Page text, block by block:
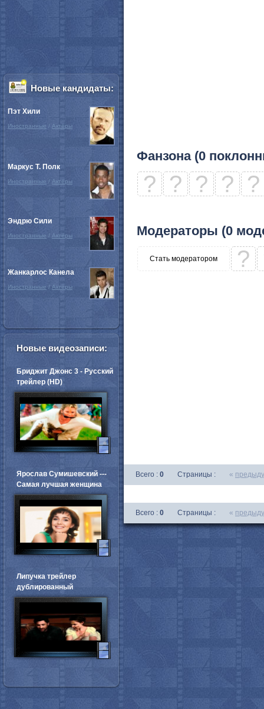
Фанзона (0
? ? ? ? ?
Модераторы (0
Стать модератором ?
Всего : 0 Страницы : «
Всего : 0 Страницы : «
Новые кандидаты:
Пэт Хили
Иностранные / Актёры
Маркус Т. Полк
Иностранные / Актёры
Эндрю Сили
Иностранные / Актёры
Жанкарлос Канела
Иностранные / Актёры
Новые видеозаписи:
Бриджит Джонс 3 - Русский
трейлер (HD)
Ярослав Сумишевский ---
Самая лучшая женщина
Липучка трейлер
дублированный